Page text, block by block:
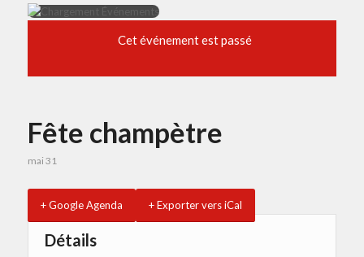
Cet événement est passé
Fête champètre
mai 31
+ Google Agenda + Exporter vers iCal
Détails